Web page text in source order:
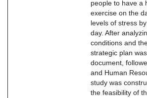
people to have a
exercise on the
levels of stress
day. After
conditions and
strategic plan
document,
and Human
study was
the feasibility of